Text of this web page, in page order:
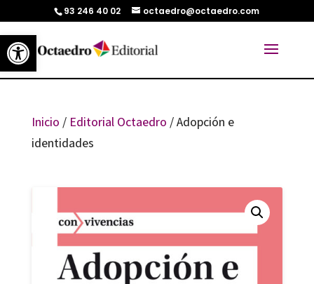
Abrir barra de herramientas
93 246 40 02 octaedro@octaedro.com
Inicio / Editorial Octaedro / Adopción e
identidades